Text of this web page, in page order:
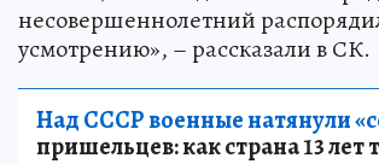
несовершеннолетний
усмотрению», – рассказали в СК.
Над СССР военные натянули
пришельцев: как страна 13 лет